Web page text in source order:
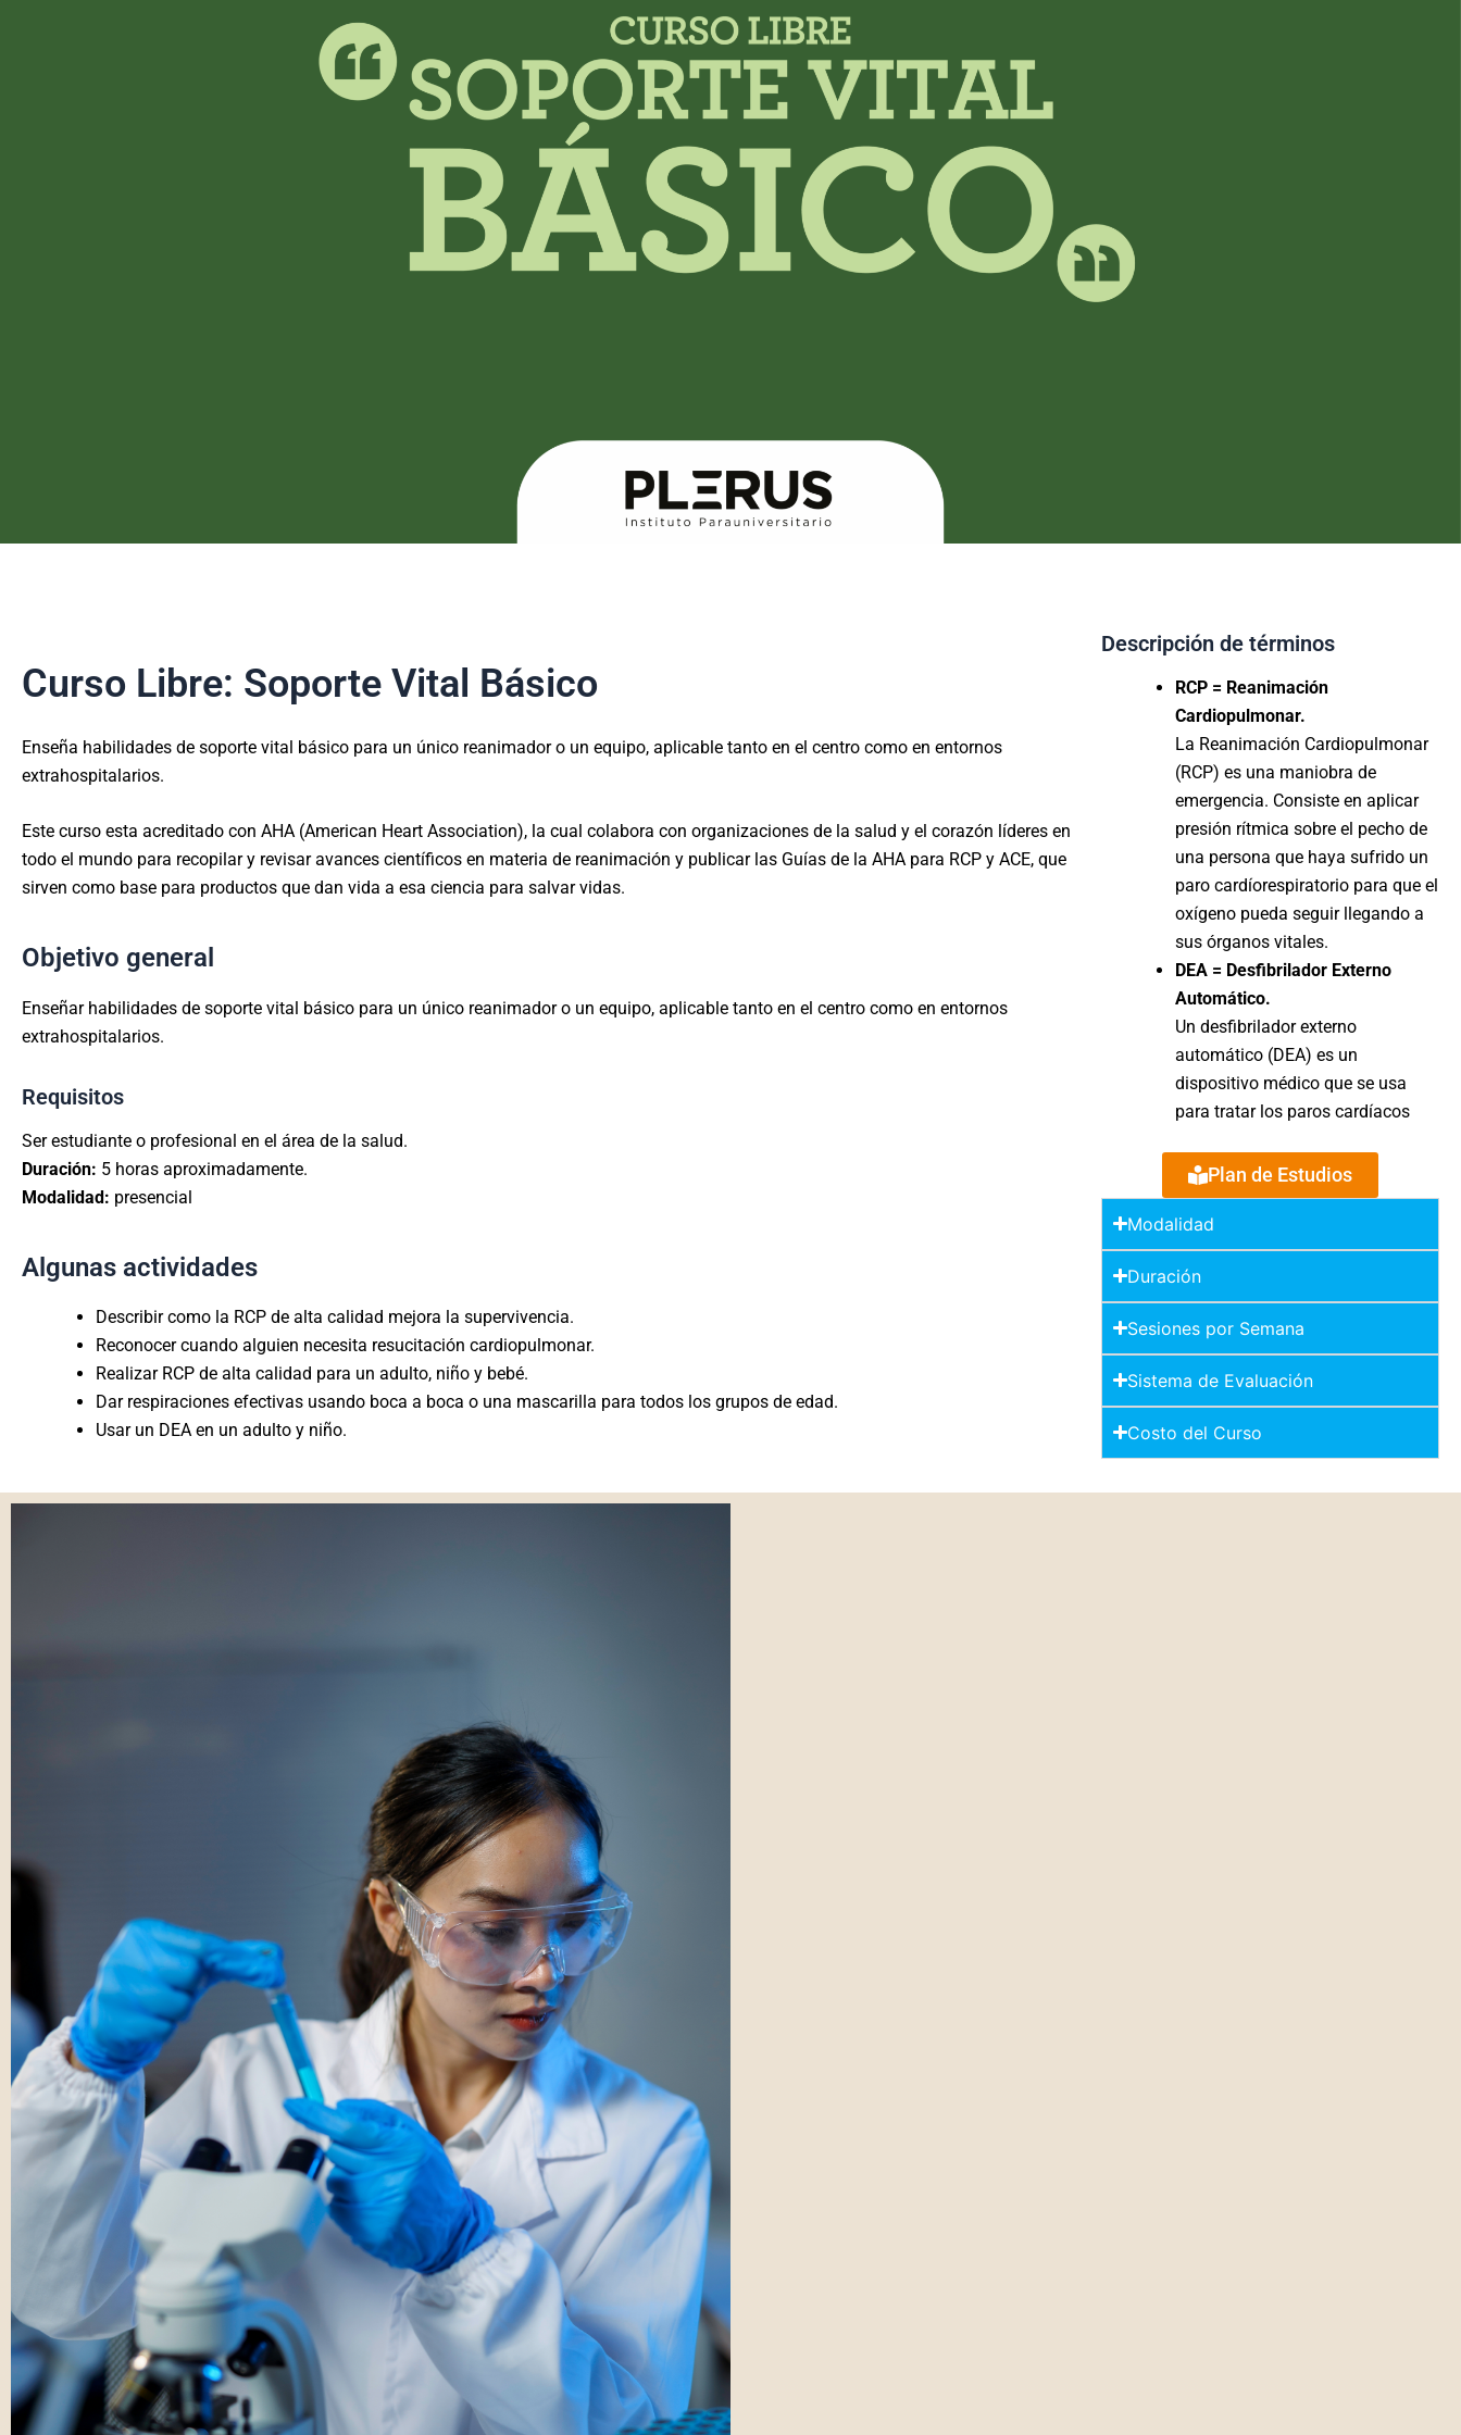
Curso Libre: Soporte Vital Básico
Enseña habilidades de soporte vital básico para un único reanimador o un equipo, aplicable tanto en el centro como en entornos
extrahospitalarios.
Este curso esta acreditado con AHA (American Heart Association), la cual colabora con organizaciones de la salud y el corazón líderes en
todo el mundo para recopilar y revisar avances científicos en materia de reanimación y publicar las Guías de la AHA para RCP y ACE, que
sirven como base para productos que dan vida a esa ciencia para salvar vidas.
Objetivo general
Enseñar habilidades de soporte vital básico para un único reanimador o un equipo, aplicable tanto en el centro como en entornos
extrahospitalarios.
Requisitos
Ser estudiante o profesional en el área de la salud.
Duración: 5 horas aproximadamente.
Modalidad: presencial
Algunas actividades
Describir como la RCP de alta calidad mejora la supervivencia.
Reconocer cuando alguien necesita resucitación cardiopulmonar.
Realizar RCP de alta calidad para un adulto, niño y bebé.
Dar respiraciones efectivas usando boca a boca o una mascarilla para todos los grupos de edad.
Usar un DEA en un adulto y niño.
Descripción de términos
RCP = Reanimación
Cardiopulmonar.
La Reanimación Cardiopulmonar
(RCP) es una maniobra de
emergencia. Consiste en aplicar
presión rítmica sobre el pecho de
una persona que haya sufrido un
paro cardíorespiratorio para que el
oxígeno pueda seguir llegando a
sus órganos vitales.
DEA = Desfibrilador Externo
Automático.
Un desfibrilador externo
automático (DEA) es un
dispositivo médico que se usa
para tratar los paros cardíacos
Plan de Estudios
Modalidad
Duración
Sesiones por Semana
Sistema de Evaluación
Costo del Curso